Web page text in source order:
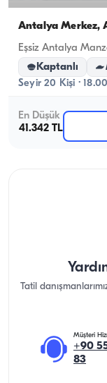
Antalya Merkez,
Eşsiz Antalya
Kaptanlı
Seyir 20 Kişi ·
En Düşük
41.342 TL
Tatil
Müşteri
+90
83